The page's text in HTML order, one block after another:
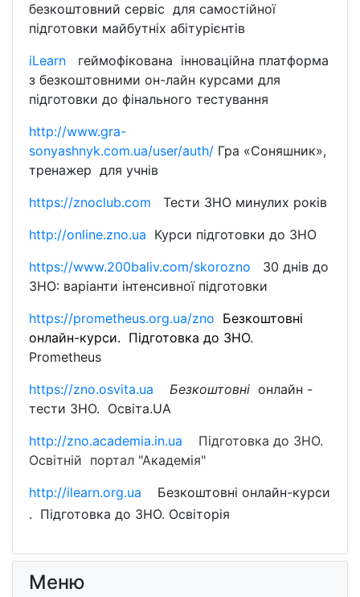
безкоштовний сервіс для самостійної
підготовки майбутніх абітурієнтів
iLearn
геймофікована інноваційна платформа
з безкоштовними он-лайн курсами для
підготовки до фінального тестування
http://www.gra-
sonyashnyk.com.ua/user/auth/ Гра «Соняшник»,
тренажер для учнів
https://znoclub.com Тести ЗНО минулих років
http://online.zno.ua Курси підготовки до ЗНО
https://www.200baliv.com/skorozno 30 днів до
ЗНО: варіанти інтенсивної підготовки
https://prometheus.org.ua/zno Безкоштовні
онлайн-курси. Підготовка до ЗНО.
Prometheus
https://zno.osvita.ua Безкоштовні онлайн -
тести ЗНО. Освіта.UA
http://zno.academia.in.ua Підготовка до ЗНО.
Освітній портал "Академія"
http://ilearn.org.ua
Безкоштовні онлайн-курси
. Підготовка до ЗНО. Освіторія
Меню